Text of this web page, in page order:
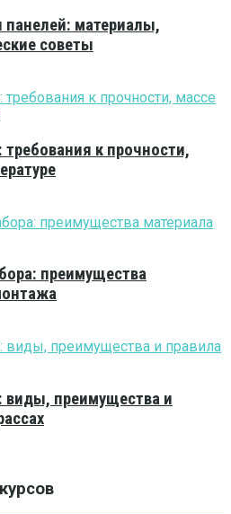
панелей: материалы,
советы
к прочности,
преимущества
преимущества и